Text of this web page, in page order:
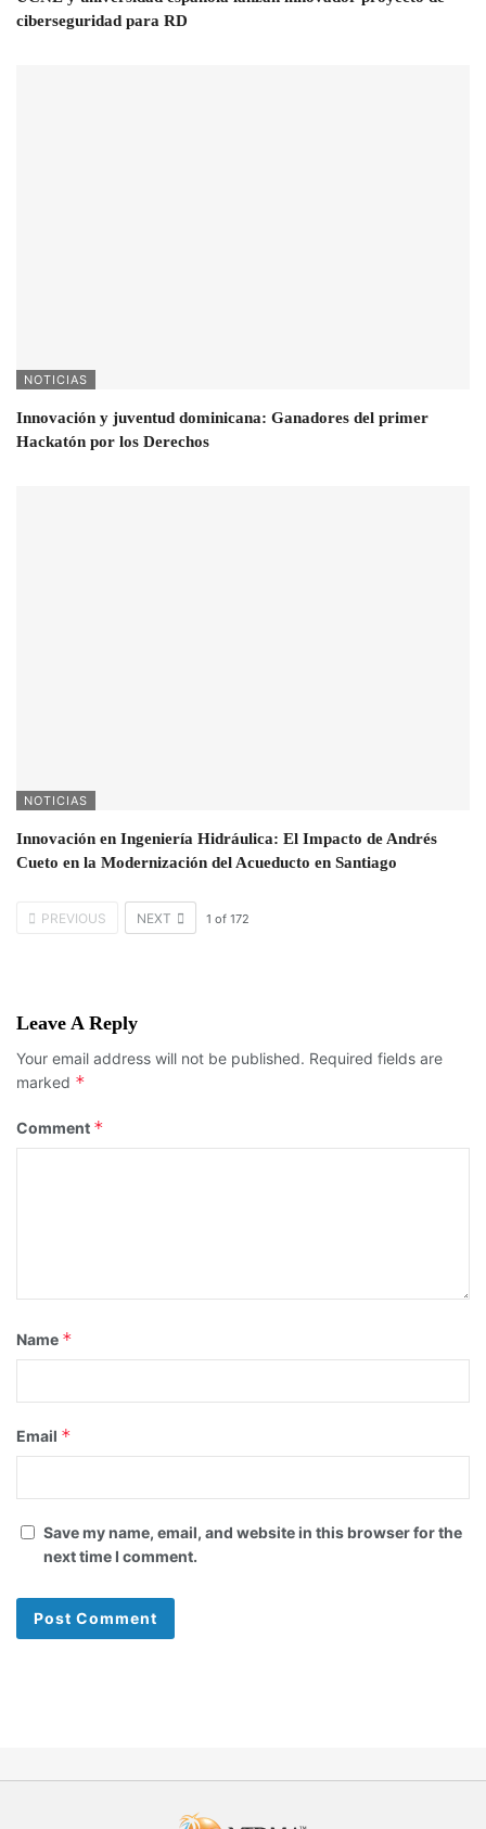
ciberseguridad para RD
NOTICIAS
Innovación y juventud dominicana: Ganadores del primer
Hackatón por los Derechos
NOTICIAS
Innovación en Ingeniería Hidráulica: El Impacto de Andrés
Cueto en la Modernización del Acueducto en Santiago
PREVIOUS NEXT 1 of 172
Leave A Reply
Your email address will not be published. Required fields are
marked *
Comment *
Name *
Email *
Save my name, email, and website in this browser for the
next time I comment.